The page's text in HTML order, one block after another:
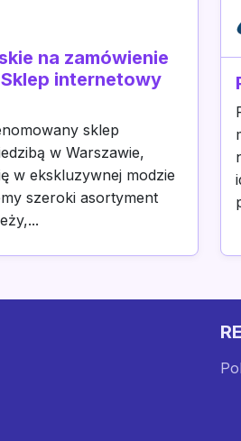
na zamówienie
internetowy
sklep
w Warszawie,
w ekskluzywnej modzie
szeroki asortyment